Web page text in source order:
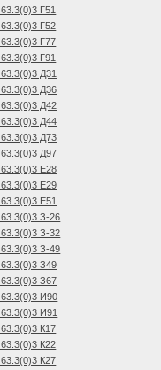
63.3(0)3 Г51
63.3(0)3 Г52
63.3(0)3 Г77
63.3(0)3 Г91
63.3(0)3 Д31
63.3(0)3 Д36
63.3(0)3 Д42
63.3(0)3 Д44
63.3(0)3 Д73
63.3(0)3 Д97
63.3(0)3 Е28
63.3(0)3 Е29
63.3(0)3 Е51
63.3(0)3 З-26
63.3(0)3 З-32
63.3(0)3 З-49
63.3(0)3 З49
63.3(0)3 З67
63.3(0)3 И90
63.3(0)3 И91
63.3(0)3 К17
63.3(0)3 К22
63.3(0)3 К27